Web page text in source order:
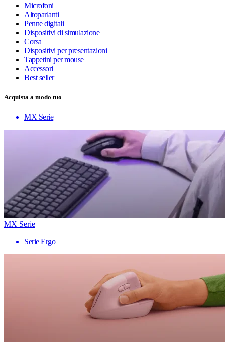
Microfoni
Altoparlanti
Penne digitali
Dispositivi di simulazione
Corsa
Dispositivi per presentazioni
Tappetini per mouse
Accessori
Best seller
Acquista a modo tuo
MX Serie
MX Serie
Serie Ergo